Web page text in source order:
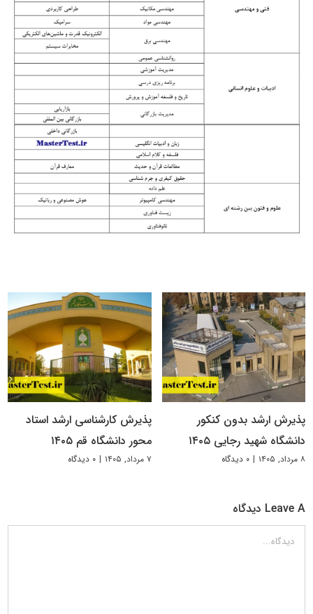
پذیرش ارشد بدون کنکور
دانشگاه شهید رجایی ۱۴۰۵
۸ مرداد, ۱۴۰۵ | ۰ دیدگاه
پذیرش کارشناسی ارشد استاد
محور دانشگاه قم ۱۴۰۵
۷ مرداد, ۱۴۰۵ | ۰ دیدگاه
Leave A دیدگاه
دیدگاه